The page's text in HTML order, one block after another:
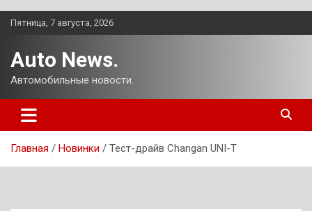
Перейти
Пятница, 7 августа, 2026
Auto News.
Автомобильные новости.
Главная Новинки Тест-драйв Changan UNI-T